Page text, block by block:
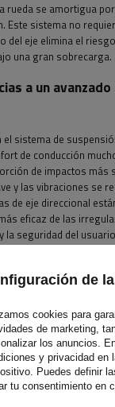
rueda se amortigua
Este sistema no
del eje elimina el
una gran sobrecarga.
a un
sistema de
de conducción
de impactos más
y las vibraciones se
de eje direccional
eficaz de las
la seguridad del
mantenimiento.
de
cookies para
de marketing,
los anuncios.
y privacidad en
Puedes definir
tu consentimiento en